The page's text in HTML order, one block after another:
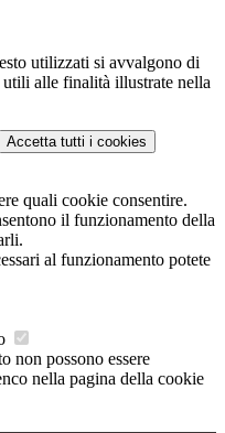
utilizzati si avvalgono di
alle finalità illustrate nella
Accetta tutti i cookies
quali cookie consentire.
il funzionamento della
al funzionamento potete
non possono essere
nella pagina della cookie